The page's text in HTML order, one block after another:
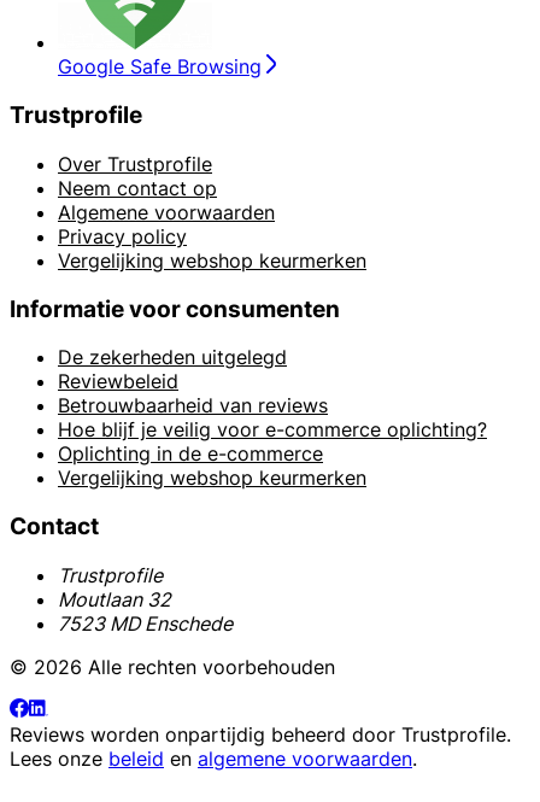
Google Safe Browsing
Trustprofile
Over Trustprofile
Neem contact op
Algemene voorwaarden
Privacy policy
Vergelijking webshop keurmerken
Informatie voor consumenten
De zekerheden uitgelegd
Reviewbeleid
Betrouwbaarheid van reviews
Hoe blijf je veilig voor e-commerce oplichting?
Oplichting in de e-commerce
Vergelijking webshop keurmerken
Contact
Trustprofile
Moutlaan 32
7523 MD Enschede
© 2026 Alle rechten voorbehouden
Reviews worden onpartijdig beheerd door Trustprofile.
Lees onze beleid en algemene voorwaarden.